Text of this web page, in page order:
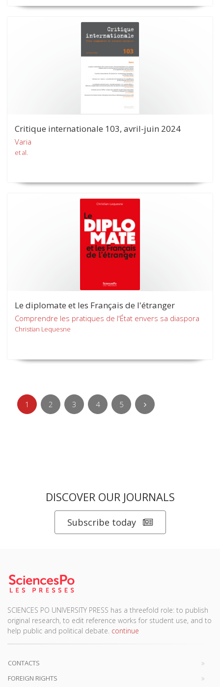
Critique internationale 103, avril-juin 2024
Varia
et al.
Le diplomate et les Français de l'étranger
Comprendre les pratiques de l'État envers sa diaspora
Christian Lequesne
1 2 3 4 5
DISCOVER OUR JOURNALS
Subscribe today
SCIENCES PO UNIVERSITY PRESS has a threefold role: to publish
original research, to edit reference works for student use, and to
help public and political debate. continue
CONTACTS
FOREIGN RIGHTS